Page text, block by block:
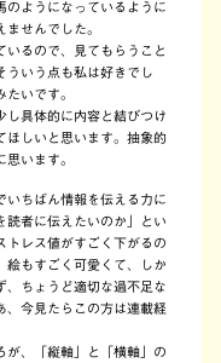
のようになっているように
せんでした。
いるので、見てもらうこと
ういう点も私は好きでし
いです。
し具体的に内容と結びつけ
ほしいと思います。抽象的
います。
ちばん情報を伝える力に
読者に伝えたいのか」とい
トレス値がすごく下がるの
絵もすごく可愛くて、しか
、ちょうど適切な過不足な
、今見たらこの方は連載経
が、「縦軸」と「横軸」の